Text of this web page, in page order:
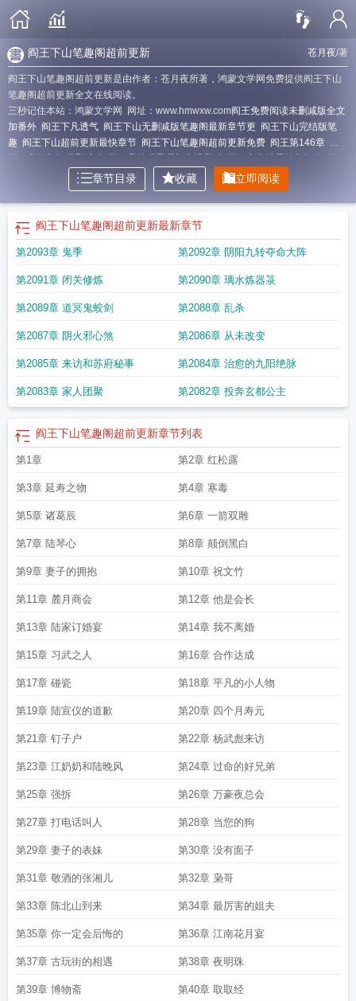
苍月夜/著
阎王下山笔趣阁超前更新
阎王下山笔趣阁超前更新是由作者：苍月夜所著，鸿蒙文学网免费提供阎王下山
笔趣阁超前更新全文在线阅读。
三秒记住本站：鸿蒙文学网 网址：www.hmwxw.com阎王免费阅读未删减版全文
加番外 阎王下凡透气 阎王下山无删减版笔趣阁最新章节更 阎王下山完结版笔
趣 阎王下山超前更新最快章节 阎王下山笔趣阁超前更新免费 阎王第146章 阎
阎王下山最新章节无删减资源阎王下山笔趣阁免费阅读
山笔趣阁最新章节阅读阎王阅读 阎王 47阎王256阎王下山6000章免费阅读全
文阎王下山会员免费阎王下山全文免费笔趣阁阎王第47章阎王下山最新超前
章节更新提醒阎王第64章阎王全文免费阅读无删减
新阎王下山完结版笔趣阁阎王下凡叫什么电视阎王下山完整版笔趣阁阎王全
文阎王下山笔趣阁4610 阎王下山无删减全文阅读笔趣阁无弹阎王第27章未删
章节目录 收藏 立即阅读
阎王下山笔趣阁超前更新最新章节
第2093章 鬼季 第2092章 阴阳九转夺命大阵
第2091章 闭关修炼 第2090章 璃水炼器箓
第2089章 道冥鬼蛟剑 第2088章 乱杀
第2087章 阴火邪心煞 第2086章 从未改变
第2085章 来访和苏府秘事 第2084章 治愈的九阳绝脉
第2083章 家人团聚 第2082章 投奔玄都公主
阎王下山笔趣阁超前更新章节列表
第1章 第2章 红松露
第3章 延寿之物 第4章 寒毒
第5章 诸葛辰 第6章 一箭双雕
第7章 陆琴心 第8章 颠倒黑白
第9章 妻子的拥抱 第10章 祝文竹
第11章 麓月商会 第12章 他是会长
第13章 陆家订婚宴 第14章 我不离婚
第15章 习武之人 第16章 合作达成
第17章 碰瓷 第18章 平凡的小人物
第19章 陆宣仪的道歉 第20章 四个月寿元
第21章 钉子户 第22章 杨武彪来访
第23章 江奶奶和陆晚风 第24章 过命的好兄弟
第25章 强拆 第26章 万豪夜总会
第27章 打电话叫人 第28章 当您的狗
第29章 妻子的表妹 第30章 没有面子
第31章 敬酒的张湘儿 第32章 枭哥
第33章 陈北山到来 第34章 最厉害的姐夫
第35章 你一定会后悔的 第36章 江南花月宴
第37章 古玩街的相遇 第38章 夜明珠
第39章 博物斋 第40章 取取经